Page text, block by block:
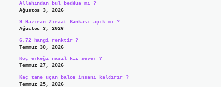
Allahından bul beddua mı ?
Ağustos 3, 2026
9 Haziran Ziraat Bankası açık mı ?
Ağustos 3, 2026
6.72 hangi renktir ?
Temmuz 30, 2026
Koç erkeği nasıl kız sever ?
Temmuz 27, 2026
Kaç tane uçan balon insanı kaldırır ?
Temmuz 25, 2026